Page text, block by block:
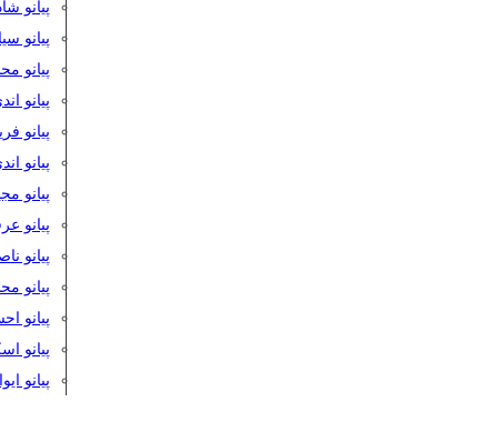
پیانو
پیانو
پیانو
پیانو
پیانو
پیانو
پیانو
پیانو
پیانو
پیانو
پیانو
پیانو
پیانو